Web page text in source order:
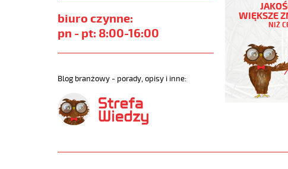
biuro czynne:
pn - pt: 8:00-16:00
Blog branżowy - porady, opisy i inne:
34x1
elastyczny
300/500V
czarne
CY-
WIĘKSZE
NIŻ